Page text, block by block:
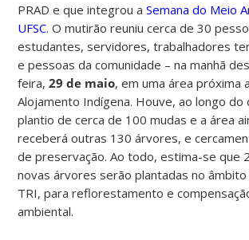
PRAD e que integrou aSemana do Meio
UFSC. O mutirão reuniu cerca de 30
estudantes, servidores, trabalhadores
e pessoas da comunidade – na manhã
feira,29 de maio, em uma área próxima
Alojamento Indígena. Houve, ao longo do
plantio de cerca de 100 mudas e a área
receberá outras 130 árvores, e
de preservação. Ao todo, estima-se que
novas árvores serão plantadas no âmbito
TRI, para reflorestamento e
ambiental.